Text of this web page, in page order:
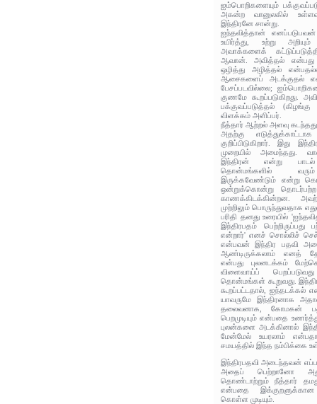
ஐம்பொறிகளையும்
அகன்ற வானுலகில்
இந்திரனே சான்று.
ஐந்தவித்தான்
உயிர்த்து, உற்று
அவாக்களைக்
ஆவான். அவித்தல் என்பது
ஒழித்து அழித்தல்
ஆசைகளைப் அடக்குதல்
பேசப்படவில்லை;
குணமே கூறப்படுகிறது.
பக்குவப்படுத்தல்
விளக்கம் அளிப்பர்.
நீத்தார் ஆற்றல் அளவு
அதற்கு
குறிப்பிடுகிறார். இது
முறையில் அமைந்தது.
இந்திரன் என்று
தொன்மங்களில்
இருக்கவேண்டும் என்று
ஒன்றுக்கொன்று
காணக்கிடக்கின்றன.
முற்றிலும் பொருந்துவதாக
பரிதி தனது உரையில்
இந்திரபதம் பெற்றிருப்பது
என்றார்' எனச் சொல்லிச்
என்பவன் இந்திர பதவி
ஆண்டிருக்கலாம் எனத்
என்பது புலனடக்கம்
விளைவாய்ப்
தொன்மங்கள் கூறுவது.
கூறப்பட்டதால், ஐந்தடக்கல்
யாவருமே இந்திரனாக
தலைவனாக, கோமகன்
பெறமுடியும் என்பதை
புலன்களை அடக்கினால்
மேன்மேல் உயரலாம்
சமயத்தில் இந்த நம்பிக்கை
இந்திரபதவி அடைந்தவன்
அதைப் பெற்றானோ
தொண்டாற்றும் நீத்தார்
என்பதை இக்குறளுக்கான
கொள்ள முடியும்.